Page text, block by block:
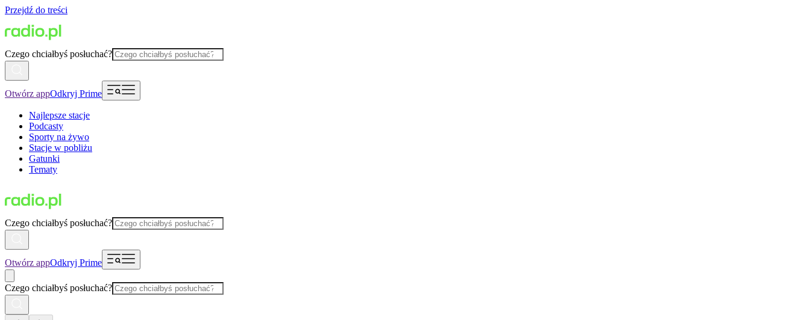
Przejdź do treści
Czego chciałbyś posłuchać?
Otwórz appOdkryj Prime
Najlepsze stacje
Podcasty
Sporty na żywo
Stacje w pobliżu
Gatunki
Tematy
Czego chciałbyś posłuchać?
Otwórz appOdkryj Prime
Czego chciałbyś posłuchać?